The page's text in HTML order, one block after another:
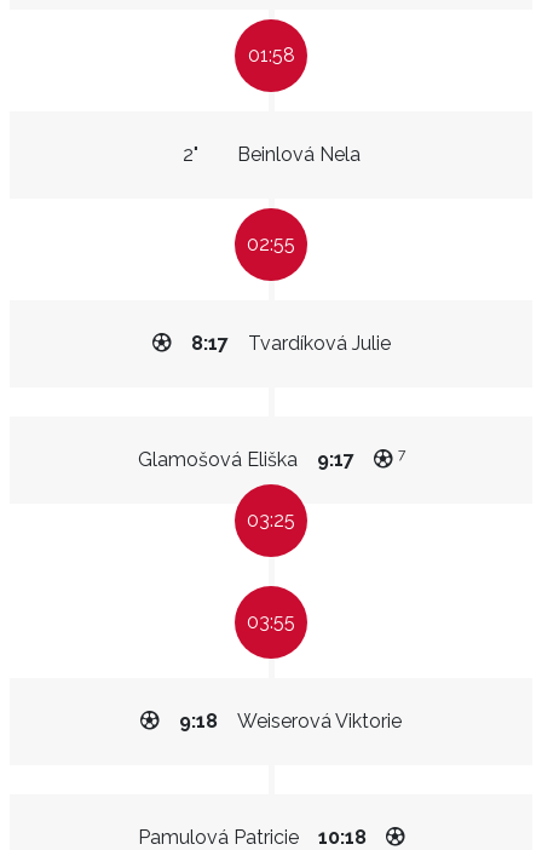
01:58
Beinlová Nela
2"
02:55
Tvardíková Julie
8:17
Glamošová Eliška 9:17 7
03:25
03:55
Weiserová Viktorie
9:18
Pamulová Patricie 10:18